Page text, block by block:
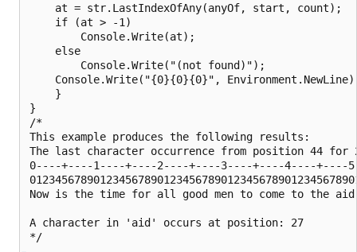
    at = str.LastIndexOfAny(anyOf, start, count);
    if (at > -1)
        Console.Write(at);
    else
        Console.Write("(not found)");
Console.Write("{0}{0}{0}",
    }
}
/*
This example produces the following results:
The last character occurrence from position 44 for
0----+----1----+----2----+----3----+----4----+----
Now is the time for all good men to come to the
A character in 'aid' occurs at position: 27